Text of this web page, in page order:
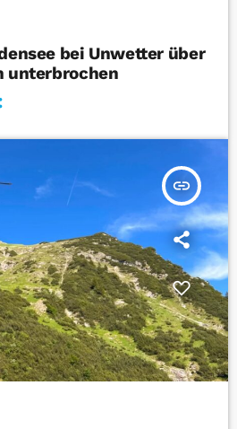
bei Unwetter über
unterbrochen
insert_link